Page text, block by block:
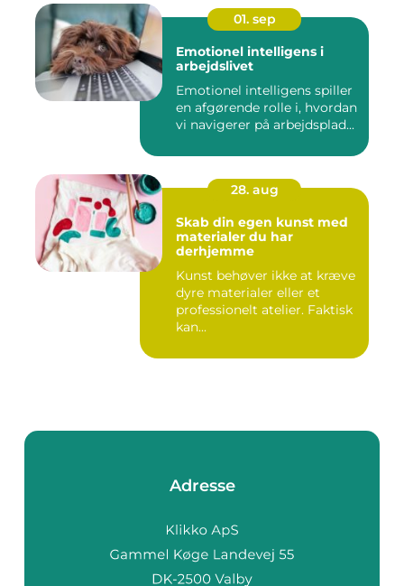
01. sep
Emotionel intelligens i
arbejdslivet
Emotionel intelligens spiller
en afgørende rolle i, hvordan
vi navigerer på arbejdsplad...
28. aug
Skab din egen kunst med
materialer du har
derhjemme
Kunst behøver ikke at kræve
dyre materialer eller et
professionelt atelier. Faktisk
kan...
Adresse